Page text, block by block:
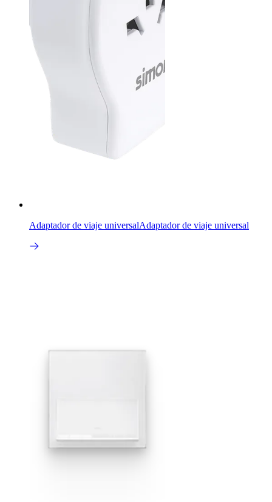
Adaptador de viaje universalAdaptador de viaje universal